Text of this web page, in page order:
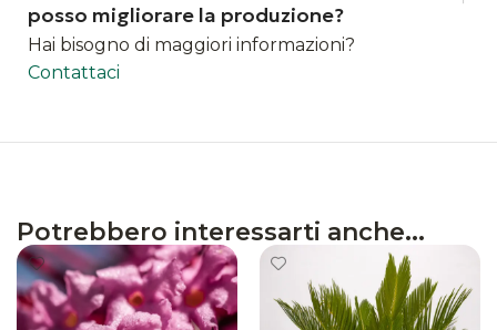
posso migliorare la produzione?
Hai bisogno di maggiori informazioni?
Contattaci
Potrebbero interessarti anche...